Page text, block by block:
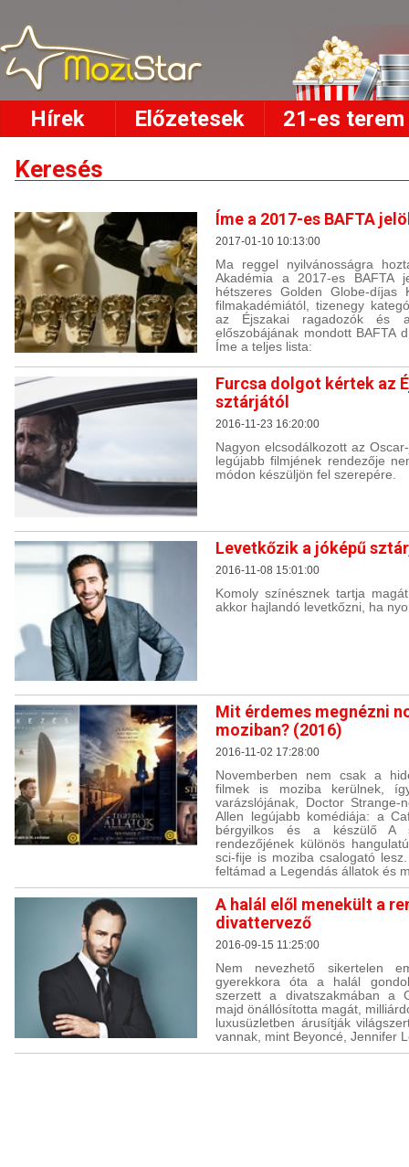
Hírek Előzetesek 21-es terem
Keresés
Íme a 2017-es BAFTA
2017-01-10 10:13:00
Ma reggel nyilvánosságra
Akadémia a 2017-es BAFTA
hétszeres Golden Globe-
filmakadémiától, tizenegy
az Éjszakai ragadozók és
előszobájának mondott BAFTA
Íme a teljes lista:
Furcsa dolgot kértek az
sztárjától
2016-11-23 16:20:00
Nagyon elcsodálkozott az
legújabb filmjének rendezője
módon készüljön fel szerepére.
Levetkőzik a jóképű
2016-11-08 15:01:00
Komoly színésznek tartja
akkor hajlandó levetkőzni, ha
Mit érdemes megnézni
moziban? (2016)
2016-11-02 17:28:00
Novemberben nem csak a
filmek is moziba kerülnek,
varázslójának, Doctor
Allen legújabb komédiája: a
bérgyilkos és a készülő A
rendezőjének különös
sci-fije is moziba csalogató
feltámad a Legendás állatok és
A halál elől menekült a
divattervező
2016-09-15 11:25:00
Nem nevezhető sikertelen
gyerekkora óta a halál
szerzett a divatszakmában a
majd önállósította magát,
luxusüzletben árusítják
vannak, mint Beyoncé, Jennifer